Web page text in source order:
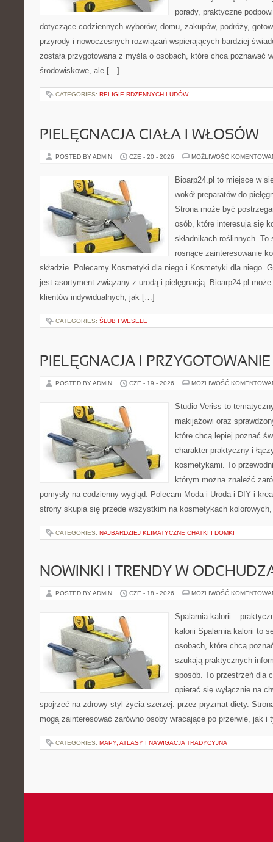
porady, praktyczne
dotyczące codziennych wyborów, domu, zakupów, podróży,
przyrody i nowoczesnych rozwiązań wspierających bardziej
została przygotowana z myślą o osobach, które chcą poznawać
środowiskowe, ale […]
CATEGORIES: RELIGIE RDZENNYCH LUDÓW
PIELĘGNACJA CIAŁA I WŁOSÓW
POSTED BY ADMIN CZE - 20 - 2026 MOŻLIWOŚĆ
Bioarp24.pl to miejsce w
wokół preparatów do
Strona może być
osób, które interesują się
składnikach roślinnych.
rosnące zainteresowanie
składzie. Polecamy Kosmetyki dla niego i Kosmetyki dla niego.
jest asortyment związany z urodą i pielęgnacją. Bioarp24.pl
klientów indywidualnych, jak […]
CATEGORIES: ŚLUB I WESELE
PIELĘGNACJA I
POSTED BY ADMIN CZE - 19 - 2026 MOŻLIWOŚĆ
Studio Veriss to
makijażowi oraz
które chcą lepiej poznać
charakter praktyczny i
kosmetykami. To
którym można znaleźć
pomysły na codzienny wygląd. Polecam Moda i Uroda i DIY i
strony skupia się przede wszystkim na kosmetykach
CATEGORIES: NAJBARDZIEJ KLIMATYCZNE CHATKI I DOMKI
NOWINKI I TRENDY W
POSTED BY ADMIN CZE - 18 - 2026 MOŻLIWOŚĆ
Spalarnia kalorii –
kalorii Spalarnia kalorii to
osobach, które chcą
szukają praktycznych
sposób. To przestrzeń dla
opierać się wyłącznie na
spojrzeć na zdrowy styl życia szerzej: przez pryzmat diety.
mogą zainteresować zarówno osoby wracające po przerwie, jak
CATEGORIES: MAPY, ATLASY I NAWIGACJA TRADYCYJNA